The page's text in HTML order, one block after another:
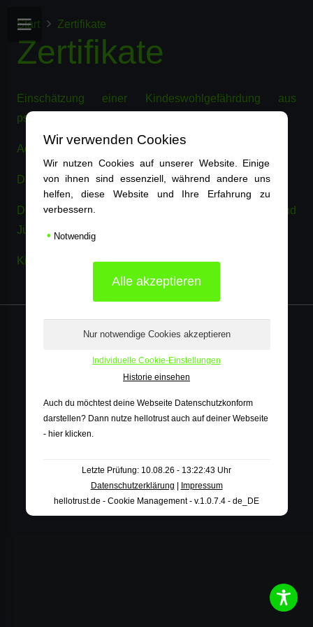
Start Zertifikate
Zertifikate
Einschätzung einer Kindeswohlgefährdung aus
psychologischer Sicht
Aggressives Verhalten bei Kindern und Jugendlichen
Datenschutzbeauftragte in der Kinder und Jugendhilfe
Die SGB VIII-Reform durch das Kinder und
Jugendstärkungsgesetz
Kindeswohl und Kindeswille
Impressum | AGB | Datenschutz
Wir verwenden Cookies
Wir nutzen Cookies auf unserer Website. Einige
von ihnen sind essenziell, während andere uns
helfen, diese Website und Ihre Erfahrung zu
verbessern.
• Notwendig
Individuelle Cookie-Einstellungen
Historie einsehen
Auch du möchtest deine Webseite Datenschutzkonform
darstellen? Dann nutze hellotrust auch auf deiner Webseite
- hier klicken.
Letzte Prüfung: 10.08.26 - 13:22:43 Uhr
Datenschutzerklärung
Impressum
hellotrust.de - Cookie Management - v.1.0.7.4 - de_DE